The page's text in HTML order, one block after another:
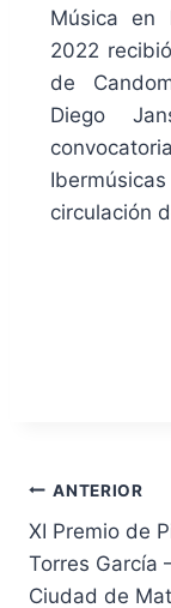
Música en
2022
de
Diego
circulación
ANTERIOR
XI Premio de
Torres García
Ciudad de